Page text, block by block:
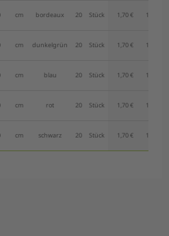
cm bordeaux 20 Stück 1,70 € 1,62 €
cm dunkelgrün 20 Stück 1,70 € 1,62 €
cm blau 20 Stück 1,70 € 1,62 €
cm rot 20 Stück 1,70 € 1,62 €
cm schwarz 20 Stück 1,70 € 1,62 €